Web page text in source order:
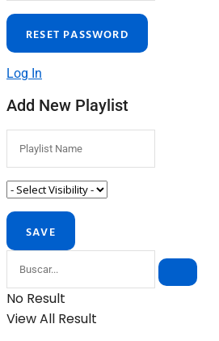
Log In
Add New Playlist
No Result
View All Result